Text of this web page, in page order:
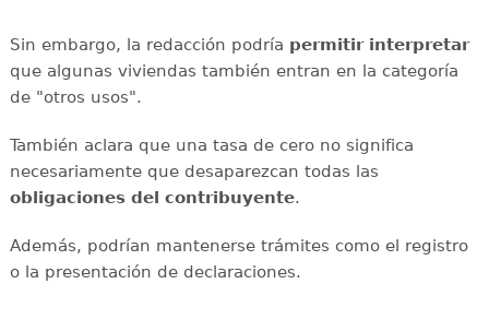
Sin embargo, la redacción podría permitir interpretar
que algunas viviendas también entran en la categoría
de "otros usos".
También aclara que una tasa de cero no significa
necesariamente que desaparezcan todas las
obligaciones del contribuyente.
Además, podrían mantenerse trámites como el registro
o la presentación de declaraciones.